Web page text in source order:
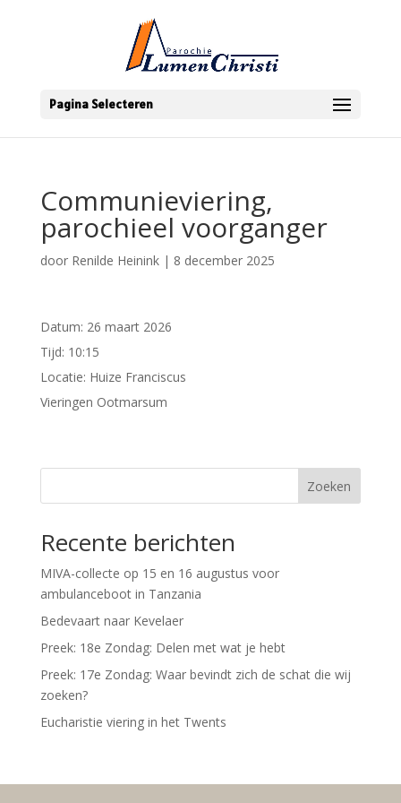
Pagina Selecteren
Communieviering,
parochieel voorganger
door Renilde Heinink| 8 december 2025
Datum: 26 maart 2026
Tijd: 10:15
Locatie: Huize Franciscus
Vieringen Ootmarsum
Zoeken
Recente berichten
MIVA-collecte op 15 en 16 augustus voor
ambulanceboot in Tanzania
Bedevaart naar Kevelaer
Preek: 18e Zondag: Delen met wat je hebt
Preek: 17e Zondag: Waar bevindt zich de schat die wij
zoeken?
Eucharistie viering in het Twents